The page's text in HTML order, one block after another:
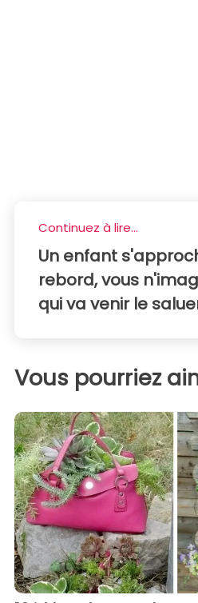
Continuez à lire...
Un enfant
rebord, vous
qui va venir le
Vous pourriez